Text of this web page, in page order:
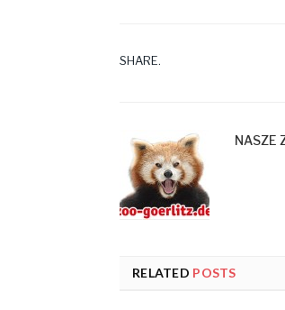
SHARE.
NASZE
RELATED POSTS